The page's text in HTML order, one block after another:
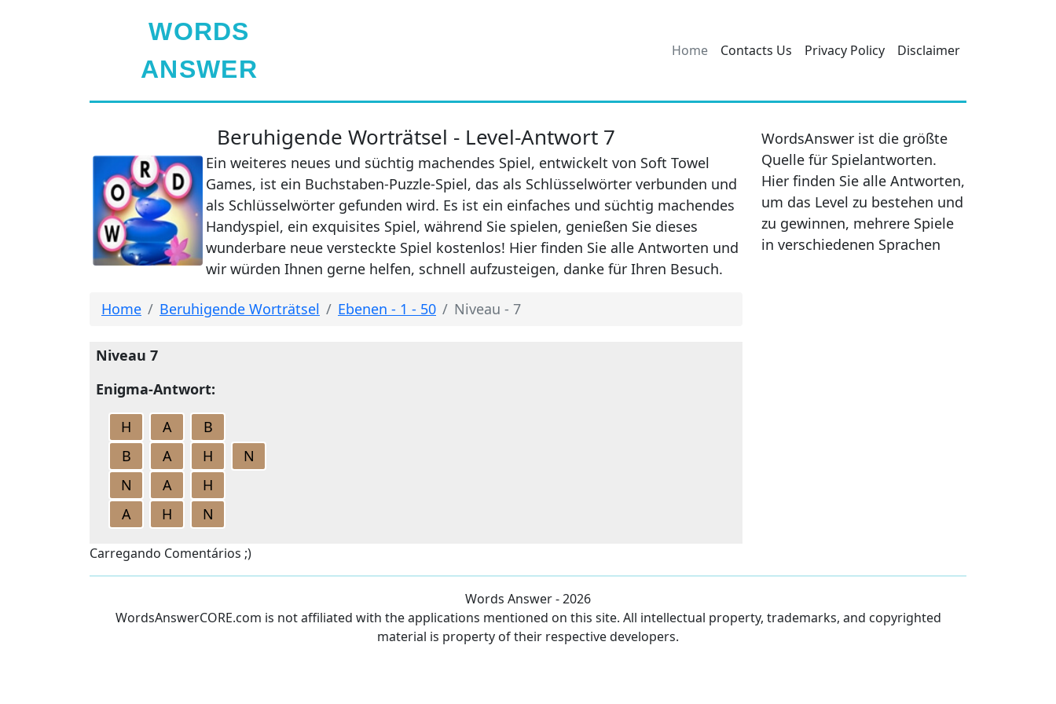
WORDS
ANSWER
Home Contacts Us Privacy Policy Disclaimer
Beruhigende Worträtsel - Level-Antwort 7
Ein weiteres neues und süchtig machendes Spiel, entwickelt von Soft Towel
Games, ist ein Buchstaben-Puzzle-Spiel, das als Schlüsselwörter verbunden und
als Schlüsselwörter gefunden wird. Es ist ein einfaches und süchtig machendes
Handyspiel, ein exquisites Spiel, während Sie spielen, genießen Sie dieses
wunderbare neue versteckte Spiel kostenlos! Hier finden Sie alle Antworten und
wir würden Ihnen gerne helfen, schnell aufzusteigen, danke für Ihren Besuch.
Home Beruhigende Worträtsel Ebenen - 1 - 50 Niveau - 7
Niveau 7
Enigma-Antwort:
H
A
B
B
A H
N
N
A
H
A
H N
WordsAnswer ist die größte
Quelle für Spielantworten.
Hier finden Sie alle Antworten,
um das Level zu bestehen und
zu gewinnen, mehrere Spiele
in verschiedenen Sprachen
Carregando Comentários ;)
Words Answer - 2026
WordsAnswerCORE.com is not affiliated with the applications mentioned on this site. All intellectual property, trademarks, and copyrighted
material is property of their respective developers.